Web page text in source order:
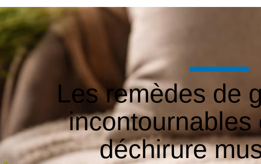
Les remèdes de
incontournables
déchirure